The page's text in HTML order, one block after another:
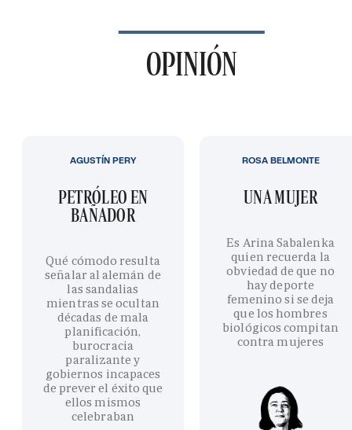
OPINIÓN
PETRÓLEO EN
BAÑADOR
Qué cómodo resulta
señalar al alemán de
las sandalias
mientras se ocultan
décadas de mala
planificación,
burocracia
paralizante y
gobiernos incapaces
de prever el éxito que
ellos mismos
celebraban
AGUSTÍN PERY
UNA MUJER
Es Arina Sabalenka
quien recuerda la
obviedad de que no
hay deporte
femenino si se deja
que los hombres
biológicos compitan
contra mujeres
ROSA BELMONTE